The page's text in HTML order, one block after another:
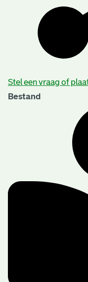
Stel een vraag of
Bestand